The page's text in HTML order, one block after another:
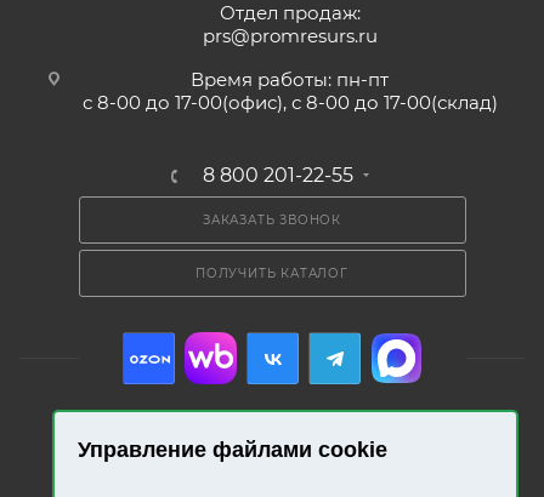
Управление файлами cookie
Отдел продаж:
prs@promresurs.ru
Время работы: пн-пт
с 8-00 до 17-00(офис), с 8-00 до 17-00(склад)
8 800 201-22-55
ЗАКАЗАТЬ ЗВОНОК
ПОЛУЧИТЬ КАТАЛОГ
2026 © «Промресурс». Все права защищены.